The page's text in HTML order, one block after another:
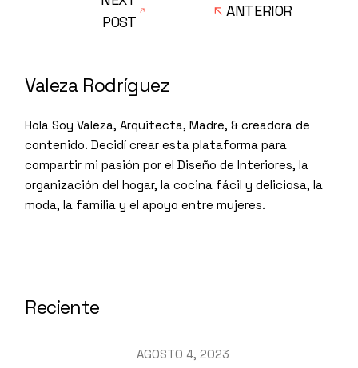
ANTERIOR
POST
Valeza Rodríguez
Hola Soy Valeza, Arquitecta, Madre, & creadora de
contenido. Decidí crear esta plataforma para
compartir mi pasión por el Diseño de Interiores, la
organización del hogar, la cocina fácil y deliciosa, la
moda, la familia y el apoyo entre mujeres.
Reciente
AGOSTO 4, 2023